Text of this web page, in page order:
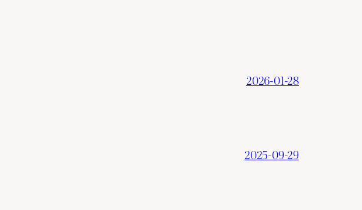
2026-01-28
2025-09-29